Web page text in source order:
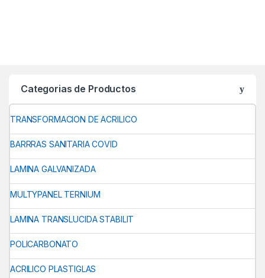
Categorias de Productos
TRANSFORMACION DE ACRILICO
BARRRAS SANITARIA COVID
LAMINA GALVANIZADA
MULTYPANEL TERNIUM
LAMINA TRANSLUCIDA STABILIT
POLICARBONATO
ACRILICO PLASTIGLAS